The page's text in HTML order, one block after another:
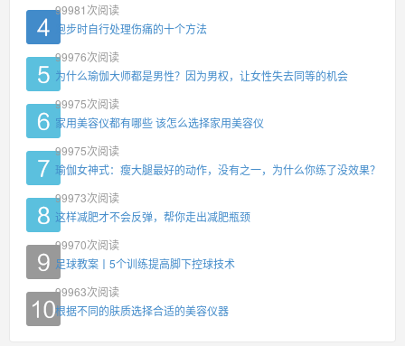
99981 次阅读
跑步时自行处理伤痛的十个方法
99976次阅读
为什么瑜伽大师都是男性？因为男权，让女性失去同等的机会
99975次阅读
家用美容仪都有哪些 该怎么选择家用美容仪
99975次阅读
瑜伽女神式：瘦大腿最好的动作，没有之一，为什么你练了没效果？
99973次阅读
这样减肥才不会反弹，帮你走出减肥瓶颈
99970次阅读
足球教案丨5个训练提高脚下控球技术
99963次阅读
根据不同的肤质选择合适的美容仪器